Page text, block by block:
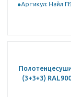
Артикул: Найл
(3+3+3)